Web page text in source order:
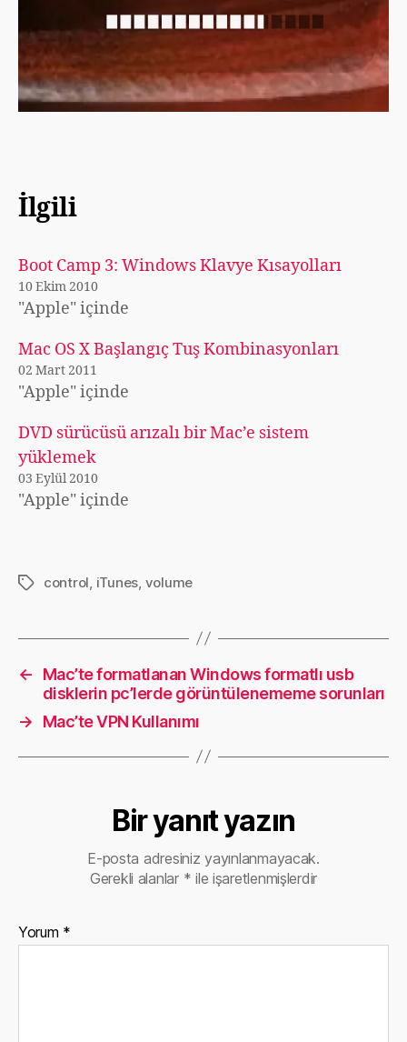
İlgili
Boot Camp 3: Windows Klavye Kısayolları
10 Ekim 2010
"Apple" içinde
Mac OS X Başlangıç Tuş Kombinasyonları
02 Mart 2011
"Apple" içinde
DVD sürücüsü arızalı bir Mac’e sistem
yüklemek
03 Eylül 2010
"Apple" içinde
Etiketler
control, iTunes, volume
←
Mac’te formatlanan Windows formatlı usb
disklerin pc’lerde görüntülenememe sorunları
→
Mac’te VPN Kullanımı
Bir yanıt yazın
E-posta adresiniz yayınlanmayacak.
Gerekli alanlar * ile işaretlenmişlerdir
Yorum *